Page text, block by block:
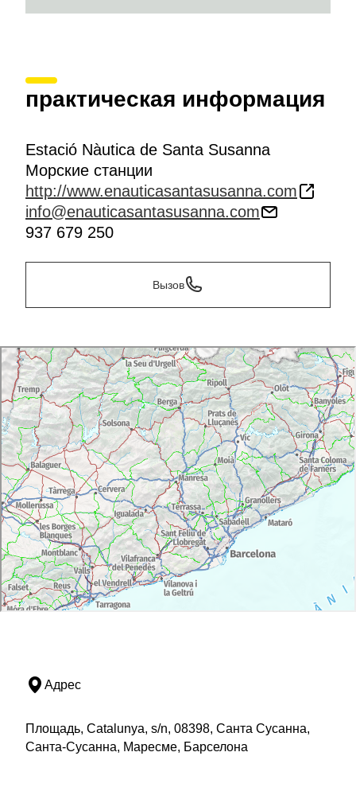
связанных с занятием различными видами
пребывания.
практическая информация
Estació Nàutica de Santa Susanna
Морские станции
http://www.enauticasantasusanna.com
info@enauticasantasusanna.com
937 679 250
Вызов
Адрес
Площадь, Catalunya, s/n, 08398, Санта Сусанна,
Санта-Сусанна, Маресме, Барселона